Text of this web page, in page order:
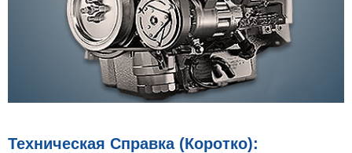
Техническая Справка (Коротко):